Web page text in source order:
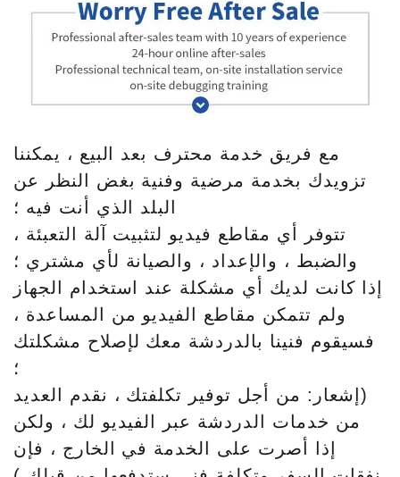
مع فريق خدمة محترف بعد البيع ، يمكننا
تزويدك بخدمة مرضية وفنية بغض النظر عن
البلد الذي أنت فيه ؛
تتوفر أي مقاطع فيديو لتثبيت آلة التعبئة ،
والضبط ، والإعداد ، والصيانة لأي مشتري ؛
إذا كانت لديك أي مشكلة عند استخدام الجهاز
ولم تتمكن مقاطع الفيديو من المساعدة ،
فسيقوم فنينا بالدردشة معك لإصلاح مشكلتك
؛
(إشعار: من أجل توفير تكلفتك ، نقدم العديد
من خدمات الدردشة عبر الفيديو لك ، ولكن
إذا أصرت على الخدمة في الخارج ، فإن